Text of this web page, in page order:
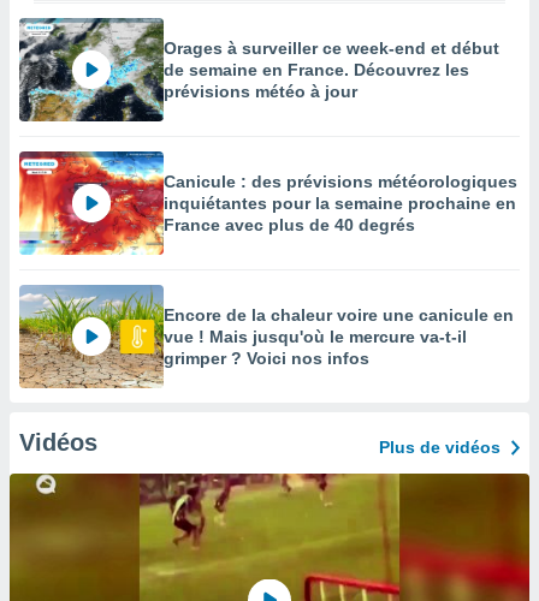
Orages à surveiller ce week-end et début
de semaine en France. Découvrez les
prévisions météo à jour
Canicule : des prévisions météorologiques
inquiétantes pour la semaine prochaine en
France avec plus de 40 degrés
Encore de la chaleur voire une canicule en
vue ! Mais jusqu'où le mercure va-t-il
grimper ? Voici nos infos
Vidéos Plus de vidéos